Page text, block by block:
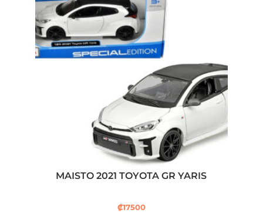
MAISTO 2021 TOYOTA GR YARIS
₡17500